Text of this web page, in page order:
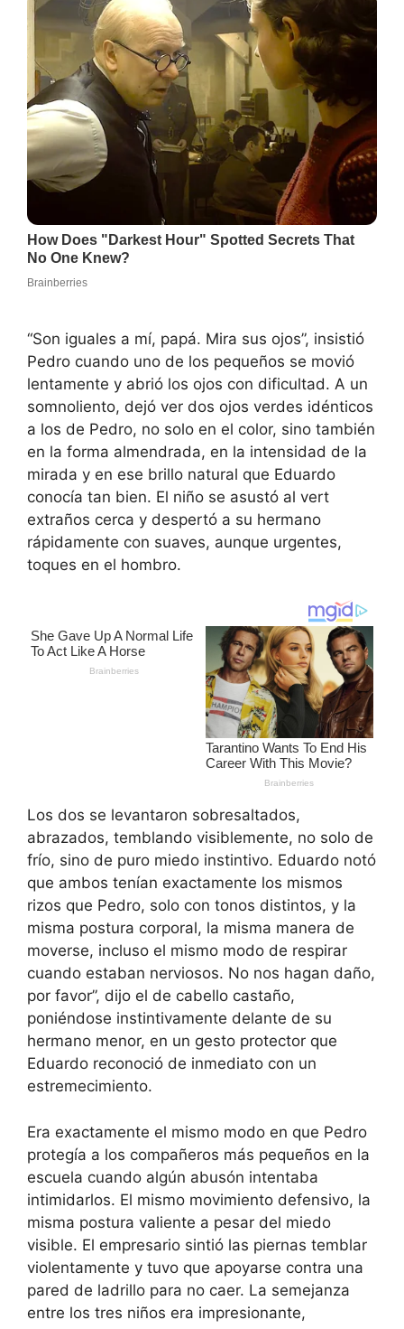
“Son iguales a mí, papá. Mira sus ojos”, insistió
Pedro cuando uno de los pequeños se movió
lentamente y abrió los ojos con dificultad. A un
somnoliento, dejó ver dos ojos verdes idénticos
a los de Pedro, no solo en el color, sino también
en la forma almendrada, en la intensidad de la
mirada y en ese brillo natural que Eduardo
conocía tan bien. El niño se asustó al vert
extraños cerca y despertó a su hermano
rápidamente con suaves, aunque urgentes,
toques en el hombro.
Los dos se levantaron sobresaltados,
abrazados, temblando visiblemente, no solo de
frío, sino de puro miedo instintivo. Eduardo notó
que ambos tenían exactamente los mismos
rizos que Pedro, solo con tonos distintos, y la
misma postura corporal, la misma manera de
moverse, incluso el mismo modo de respirar
cuando estaban nerviosos. No nos hagan daño,
por favor”, dijo el de cabello castaño,
poniéndose instintivamente delante de su
hermano menor, en un gesto protector que
Eduardo reconoció de inmediato con un
estremecimiento.
Era exactamente el mismo modo en que Pedro
protegía a los compañeros más pequeños en la
escuela cuando algún abusón intentaba
intimidarlos. El mismo movimiento defensivo, la
misma postura valiente a pesar del miedo
visible. El empresario sintió las piernas temblar
violentamente y tuvo que apoyarse contra una
pared de ladrillo para no caer. La semejanza
entre los tres niños era impresionante,